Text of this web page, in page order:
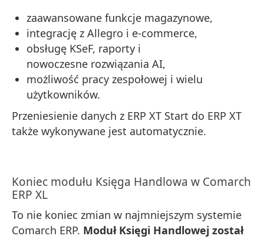
zaawansowane funkcje magazynowe,
integrację z Allegro i e-commerce,
obsługę KSeF, raporty i
nowoczesne rozwiązania AI,
możliwość pracy zespołowej i wielu
użytkowników.
Przeniesienie danych z ERP XT Start do ERP XT
także wykonywane jest automatycznie.
Koniec modułu Księga Handlowa w Comarch
ERP XL
To nie koniec zmian w najmniejszym systemie
Comarch ERP. Moduł Księgi Handlowej został